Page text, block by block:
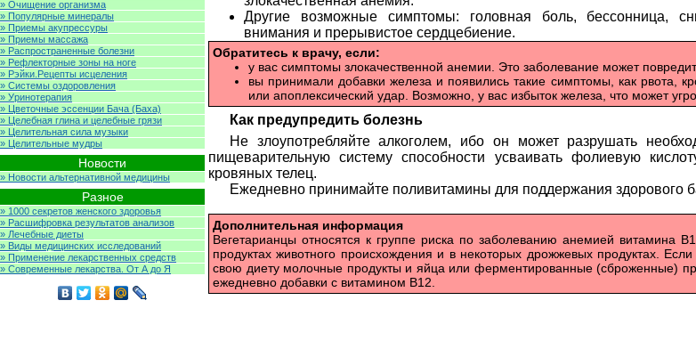
Другие возможные симптомы: головная боль, бессонница,
внимания и прерывистое сердцебиение.
Обратитесь к врачу, если:
у вас симптомы злокачественной анемии. Это заболевание может
вы принимали добавки железа и появились такие симптомы, как рвота,
или апоплексический удар. Возможно, у вас избыток железа, что может
Как предупредить болезнь
Не злоупотребляйте алкоголем, ибо он может разрушать
пищеварительную систему способности усваивать фолиевую
кровяных телец.
Ежедневно принимайте поливитамины для поддержания здорового
Дополнительная информация
Вегетарианцы относятся к группе риска по заболеванию анемией витамина
продуктах животного происхождения и в некоторых дрожжевых продуктах.
свою диету молочные продукты и яйца или ферментированные (сброженные)
ежедневно добавки с витамином В12.
» Очищение организма
» Популярные минералы
» Приемы акупрессуры
» Приемы массажа
» Распространенные болезни
» Рефлекторные зоны на ноге
» Рэйки.Рецепты исцеления
» Системы оздоровления
» Уринотерапия
» Цветочные эссенции Бача (Баха)
» Целебная глина и целебные грязи
» Целительная сила музыки
» Целительные мудры
Новости
» Новости альтернативной медицины
Разное
» 1000 секретов женского здоровья
» Расшифровка результатов анализов
» Лечебные диеты
» Виды медицинских исследований
» Применение лекарственных средств
» Современные лекарства. От А до Я